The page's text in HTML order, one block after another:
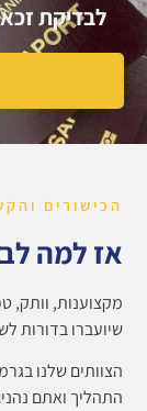
לבדיקת
הכישורים
אז למה
מקצוענות, וותק,
שיועברו בדורות
הצוותים שלנו
התהליך ואתם